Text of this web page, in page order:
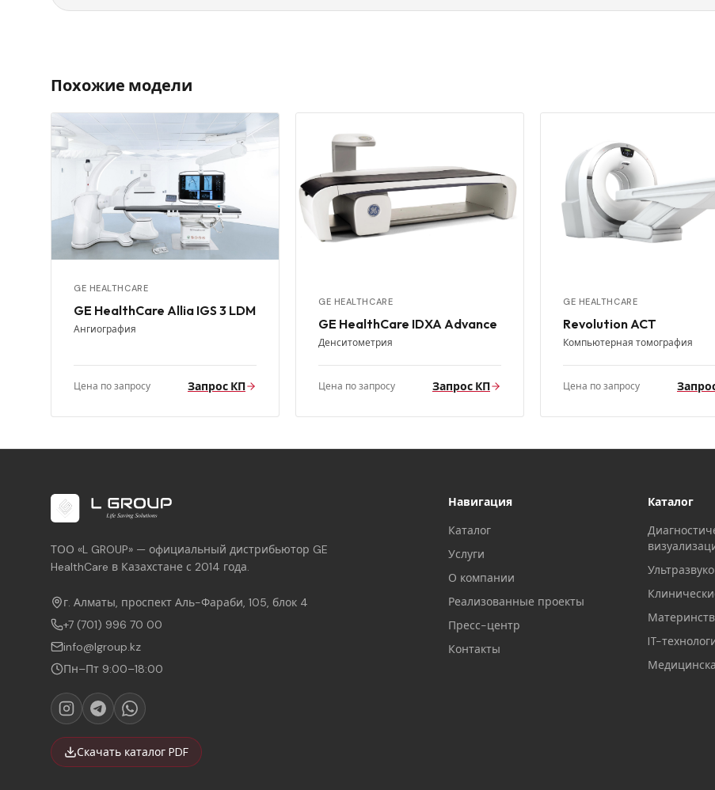
Похожие модели
GE HEALTHCARE
GE HealthCare Allia IGS 3 LDM
Ангиография
Цена по запросу Запрос КП
GE HEALTHCARE
GE HealthCare IDXA Advance
Денситометрия
Цена по запросу Запрос КП
GE HEALTHCARE
Revolution ACT
Компьютерная томография
Цена по запросу
ТОО «L GROUP» — официальный дистрибьютор GE
HealthCare в Казахстане с 2014 года.
г. Алматы, проспект Аль-Фараби, 105, блок 4
+7 (701) 996 70 00
info@lgroup.kz
Пн–Пт 9:00–18:00
Скачать каталог PDF
Навигация
Каталог
Услуги
О компании
Реализованные проекты
Пресс-центр
Контакты
Каталог
IT-